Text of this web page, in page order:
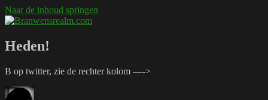
Naar de inhoud springen
Heden!
B op twitter, zie de rechter kolom —->